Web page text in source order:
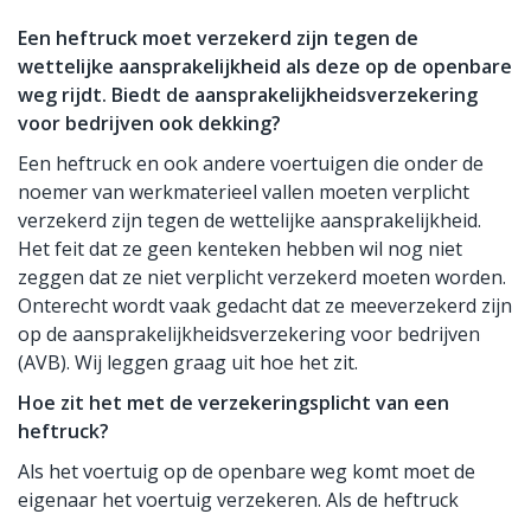
Een heftruck moet verzekerd zijn tegen de
wettelijke aansprakelijkheid als deze op de openbare
weg rijdt. Biedt de aansprakelijkheidsverzekering
voor bedrijven ook dekking?
Een heftruck en ook andere voertuigen die onder de
noemer van werkmaterieel vallen moeten verplicht
verzekerd zijn tegen de wettelijke aansprakelijkheid.
Het feit dat ze geen kenteken hebben wil nog niet
zeggen dat ze niet verplicht verzekerd moeten worden.
Onterecht wordt vaak gedacht dat ze meeverzekerd zijn
op de aansprakelijkheidsverzekering voor bedrijven
(AVB). Wij leggen graag uit hoe het zit.
Hoe zit het met de verzekeringsplicht van een
heftruck?
Als het voertuig op de openbare weg komt moet de
eigenaar het voertuig verzekeren. Als de heftruck